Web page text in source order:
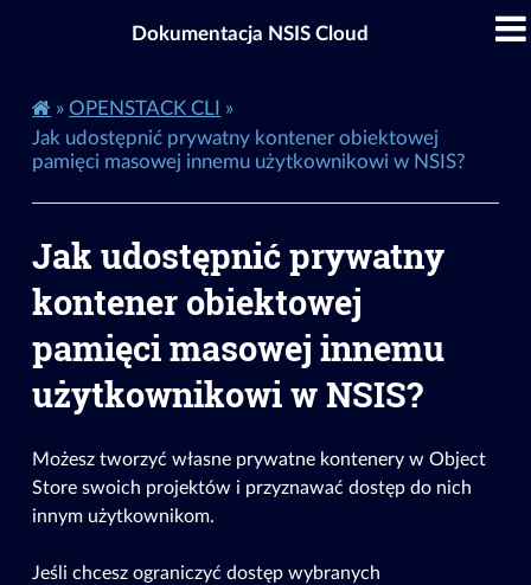
Dokumentacja NSIS Cloud
» OPENSTACK CLI »
Jak udostępnić prywatny kontener obiektowej
pamięci masowej innemu użytkownikowi w NSIS?
Jak udostępnić prywatny
kontener obiektowej
pamięci masowej innemu
użytkownikowi w NSIS?
Możesz tworzyć własne prywatne kontenery w Object
Store swoich projektów i przyznawać dostęp do nich
innym użytkownikom.
Jeśli chcesz ograniczyć dostęp wybranych